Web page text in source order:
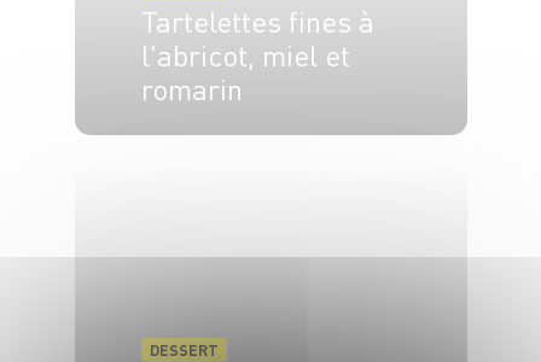
Tartelettes fines à
l'abricot, miel et
romarin
DESSERT